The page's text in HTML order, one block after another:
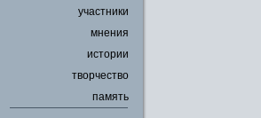
участники
мнения
истории
творчество
память